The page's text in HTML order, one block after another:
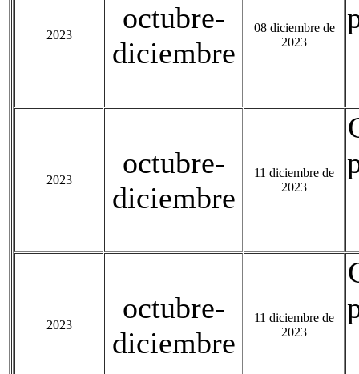
2023
octubre-
diciembre
08 diciembre de
2023
2023
octubre-
diciembre
11 diciembre de
2023
2023
octubre-
diciembre
11 diciembre de
2023